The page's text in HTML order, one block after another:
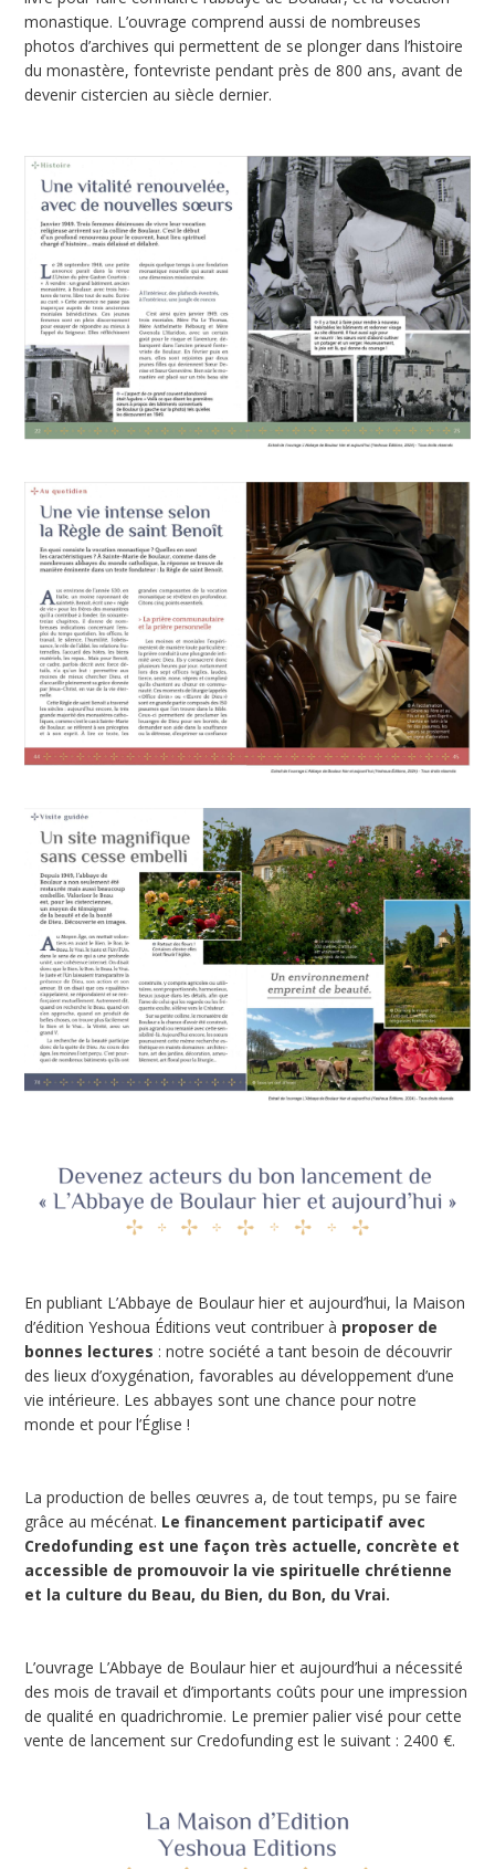
monastique. L’ouvrage comprend aussi de nombreuses
photos d’archives qui permettent de se plonger dans l’histoire
du monastère, fontevriste pendant près de 800 ans, avant de
devenir cistercien au siècle dernier.
En publiant L’Abbaye de Boulaur hier et aujourd’hui, la Maison
d’édition Yeshoua Éditions veut contribuer à proposer de
bonnes lectures : notre société a tant besoin de découvrir
des lieux d’oxygénation, favorables au développement d’une
vie intérieure. Les abbayes sont une chance pour notre
monde et pour l’Église !
La production de belles œuvres a, de tout temps, pu se faire
grâce au mécénat. Le financement participatif avec
Credofunding est une façon très actuelle, concrète et
accessible de promouvoir la vie spirituelle chrétienne
et la culture du Beau, du Bien, du Bon, du Vrai.
L’ouvrage L’Abbaye de Boulaur hier et aujourd’hui a nécessité
des mois de travail et d’importants coûts pour une impression
de qualité en quadrichromie. Le premier palier visé pour cette
vente de lancement sur Credofunding est le suivant : 2400 €.